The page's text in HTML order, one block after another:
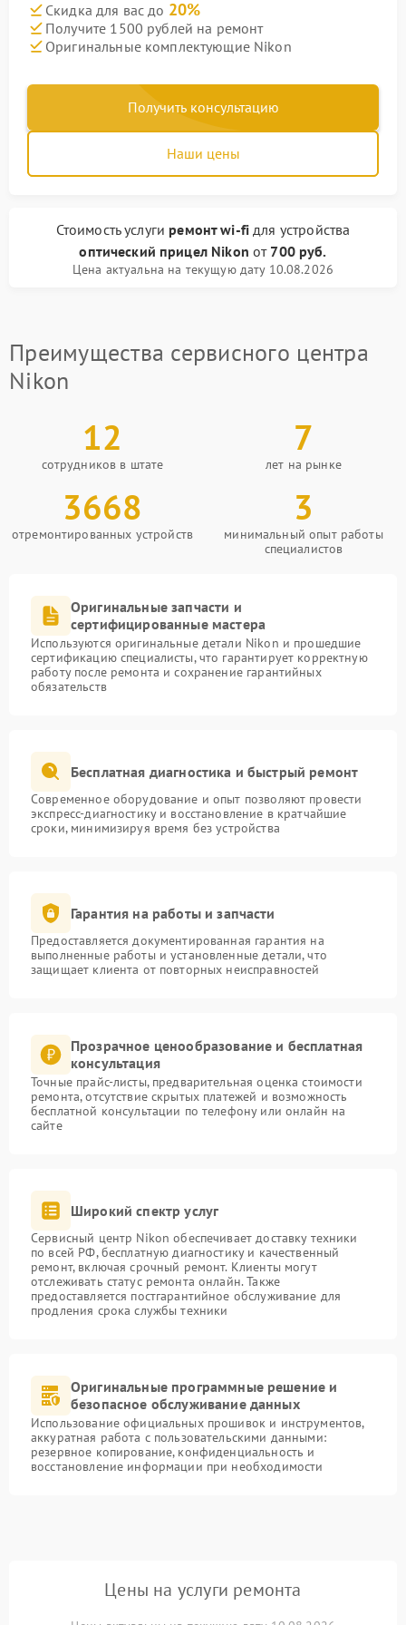
Скидка для вас до 20%
Получите 1500 рублей на ремонт
Оригинальные комплектующие Nikon
Получить консультацию
Наши цены
Стоимость услуги ремонт wi-fi для устройства
оптический прицел Nikon от 700 руб.
Цена актуальна на текущую дату 10.08.2026
Преимущества сервисного центра
Nikon
12
сотрудников в штате
7
лет на рынке
3668
отремонтированных устройств
3
минимальный опыт работы
специалистов
Оригинальные запчасти и
сертифицированные мастера
Используются оригинальные детали Nikon и прошедшие
сертификацию специалисты, что гарантирует корректную
работу после ремонта и сохранение гарантийных
обязательств
Бесплатная диагностика и быстрый ремонт
Современное оборудование и опыт позволяют провести
экспресс-диагностику и восстановление в кратчайшие
сроки, минимизируя время без устройства
Гарантия на работы и запчасти
Предоставляется документированная гарантия на
выполненные работы и установленные детали, что
защищает клиента от повторных неисправностей
Прозрачное ценообразование и бесплатная
консультация
Точные прайс-листы, предварительная оценка стоимости
ремонта, отсутствие скрытых платежей и возможность
бесплатной консультации по телефону или онлайн на
сайте
Широкий спектр услуг
Сервисный центр Nikon обеспечивает доставку техники
по всей РФ, бесплатную диагностику и качественный
ремонт, включая срочный ремонт. Клиенты могут
отслеживать статус ремонта онлайн. Также
предоставляется постгарантийное обслуживание для
продления срока службы техники
Оригинальные программные решение и
безопасное обслуживание данных
Использование официальных прошивок и инструментов,
аккуратная работа с пользовательскими данными:
резервное копирование, конфиденциальность и
восстановление информации при необходимости
Цены на услуги ремонта